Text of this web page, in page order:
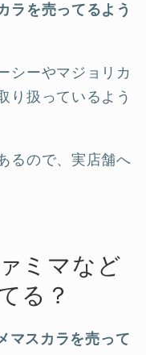
ラを売ってるよう
シーやマジョリカ
り扱っているよう
るので、実店舗へ
ミマなど
る？
マスカラを売って